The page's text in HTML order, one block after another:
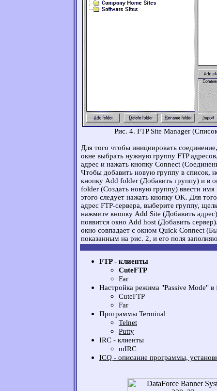
Рис. 4. FTP Site Manager
Для того чтобы инициировать
окне выбрать нужную группу FTP
адрес и нажать кнопку Connect
Чтобы добавить новую группу в список,
кнопку Add folder (Добавить группу) и в
folder (Создать новую группу) ввести
этого следует нажать кнопку OK. Для
адрес FTP-сервера, выберите группу,
нажмите кнопку Add Site (Добавить
появится окно Add host (Добавить
окно совпадает с окном Quick Connect
показанным на рис. 2, и его поля
FTP - клиенты
CuteFTP
Far
Настройка режима "Passive Mode" в
CuteFTP
Far
Программы Terminal
Telnet
Putty
IRC - клиенты
mIRC
ICQ - описание программы,